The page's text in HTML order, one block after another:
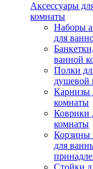
Аксессуары
комнаты
Наборы
для
ванной
Полки
душевой
Карнизы
комнаты
Коврики
комнаты
Корзины
для
Стойки